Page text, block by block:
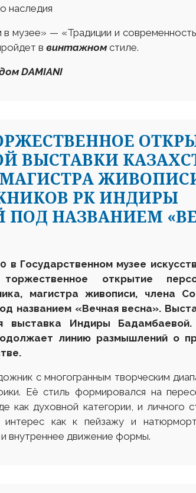
наследия
музее» — «Традиции и
в винтажном стиле.
DAMIANI
ВЫСТАВКИ
РК ИНДИРЫ
ПОД НАЗВАНИЕМ
в Государственном музее
открытие
магистра живописи, члена
названием «Вечная весна».
выставка Индиры
линию размышлений о
с многогранным творческим
Её стиль формировался на
как духовной категории, и личного
как к пейзажу и
внутреннее движение формы.